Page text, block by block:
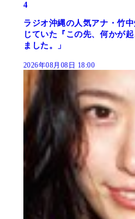
4
ラジオ沖縄の人気アナ・竹
じていた『この先、何かが
ました。」
2026年08月08日 18:00